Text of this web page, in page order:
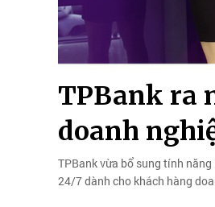
TPBank ra
doanh
TPBank vừa bổ sung tính
24/7 dành cho khách hàng